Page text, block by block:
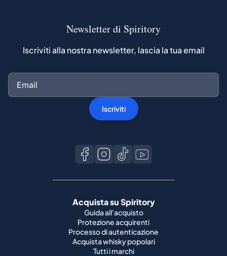
Newsletter di Spiritory
Iscriviti alla nostra newsletter, lascia la tua email
Iscriviti
Acquista su Spiritory
Guida all'acquisto
Protezione acquirenti
Processo di autenticazione
Acquista whisky popolari
Tutti i marchi